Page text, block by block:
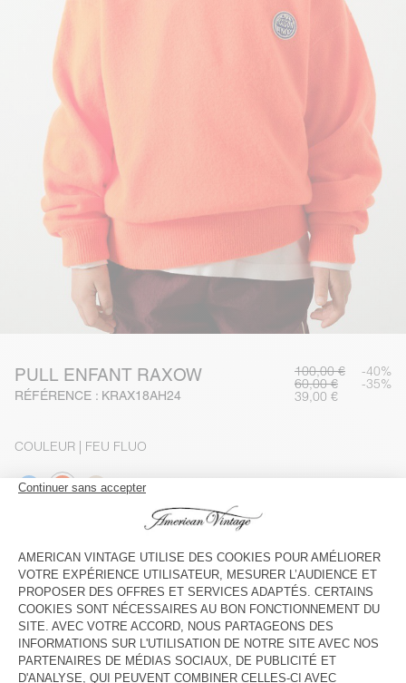
PULL ENFANT RAXOW
RÉFÉRENCE : KRAX18AH24
100,00 € -40%
60,00 € -35%
39,00 €
COULEUR | FEU FLUO
3 5 7 9 11 13
GUIDE DES TAILLES
Livraison estiméeentre le mardi 11 août et le jeudi 13 août
AJOUTER AU PANIER